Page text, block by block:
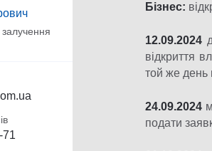
залучення
71
Бізнес:
12.09.2024
відкриття
той же день
24.09.2024
подати